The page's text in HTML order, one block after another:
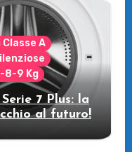
A
8-9 Kg
7 Plus: la
al futuro!